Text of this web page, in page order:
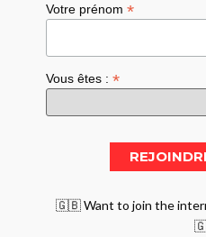
Votre prénom*
Vous êtes :*
🇬🇧 Want to join the